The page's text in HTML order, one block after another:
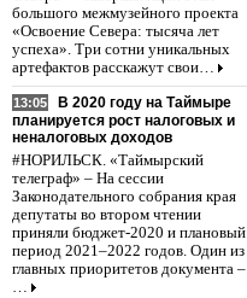
большого межмузейного проекта
«Освоение Севера: тысяча лет
успеха». Три сотни уникальных
артефактов расскажут свои…
13:05
В 2020 году на Таймыре
планируется рост налоговых и
неналоговых доходов
#НОРИЛЬСК. «Таймырский
телеграф» – На сессии
Законодательного собрания края
депутаты во втором чтении
приняли бюджет-2020 и плановый
период 2021–2022 годов. Один из
главных приоритетов документа –
…